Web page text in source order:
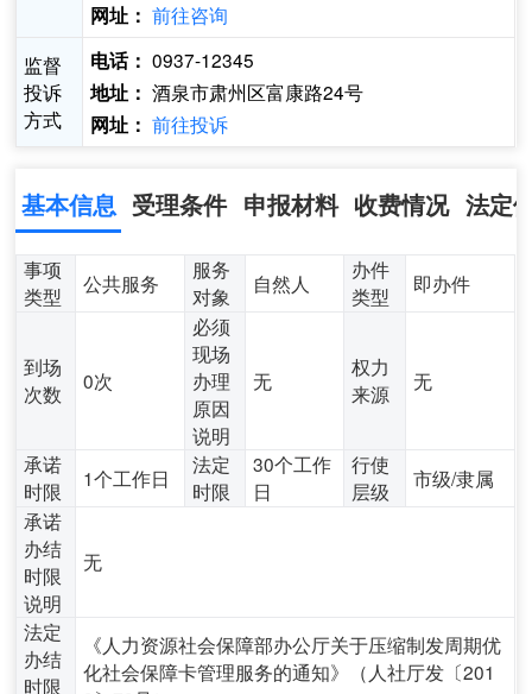
网址： 前往咨询
监督
投诉
方式
电话： 0937-12345
地址： 酒泉市肃州区富康路24号
网址： 前往投诉
基本信息 受理条件 申报材料 收费情况 法定
事项
类型
公共服务
服务
对象
自然人
办件
类型
即办件
到场
次数
0次
必须
现场
办理
原因
说明
无
权力
来源
无
承诺
时限
1个工作日
法定
时限
30个工作
日
行使
层级
市级/隶属
承诺
办结
时限
说明
无
法定
办结
时限
《人力资源社会保障部办公厅关于压缩制发周期优
化社会保障卡管理服务的通知》（人社厅发〔201